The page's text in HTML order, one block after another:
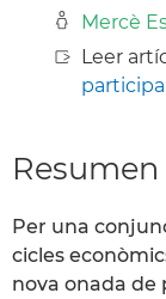
Mercè
Leer
Resumen
Per una
cicles
nova onada de